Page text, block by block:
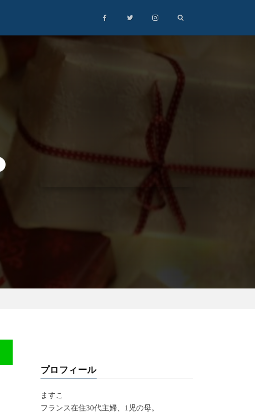
プロフィール
ますこ
フランス在住30代主婦、1児の母。